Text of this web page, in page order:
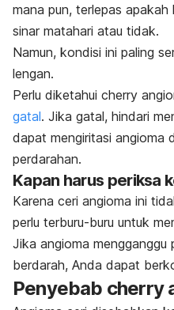
mana pun, terlepas
sinar matahari atau tidak.
Namun, kondisi ini paling
lengan.
Perlu diketahui cherry
gatal. Jika gatal, hindari
dapat mengiritasi angioma
perdarahan.
Kapan harus periksa
Karena ceri angioma ini
perlu terburu-buru untuk
Jika angioma mengganggu
berdarah, Anda dapat
Penyebab cherry